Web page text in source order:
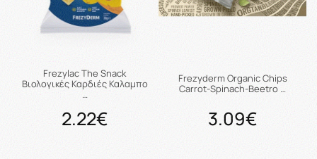
Frezylac The Snack
Βιολογικές Καρδιές Καλαμπο
…
2.22€
Frezyderm Organic Chips
Carrot-Spinach-Beetro …
3.09€